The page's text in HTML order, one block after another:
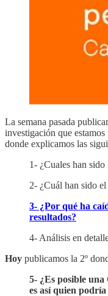
La semana pasada
investigación que
donde explicamos las
1- ¿Cuales han sido
2- ¿Cuál han sido el
3- ¿Por qué ha
resultados?
4- Análisis en
Hoy publicamos la 2º
5- ¿Es posible
es así quien podría